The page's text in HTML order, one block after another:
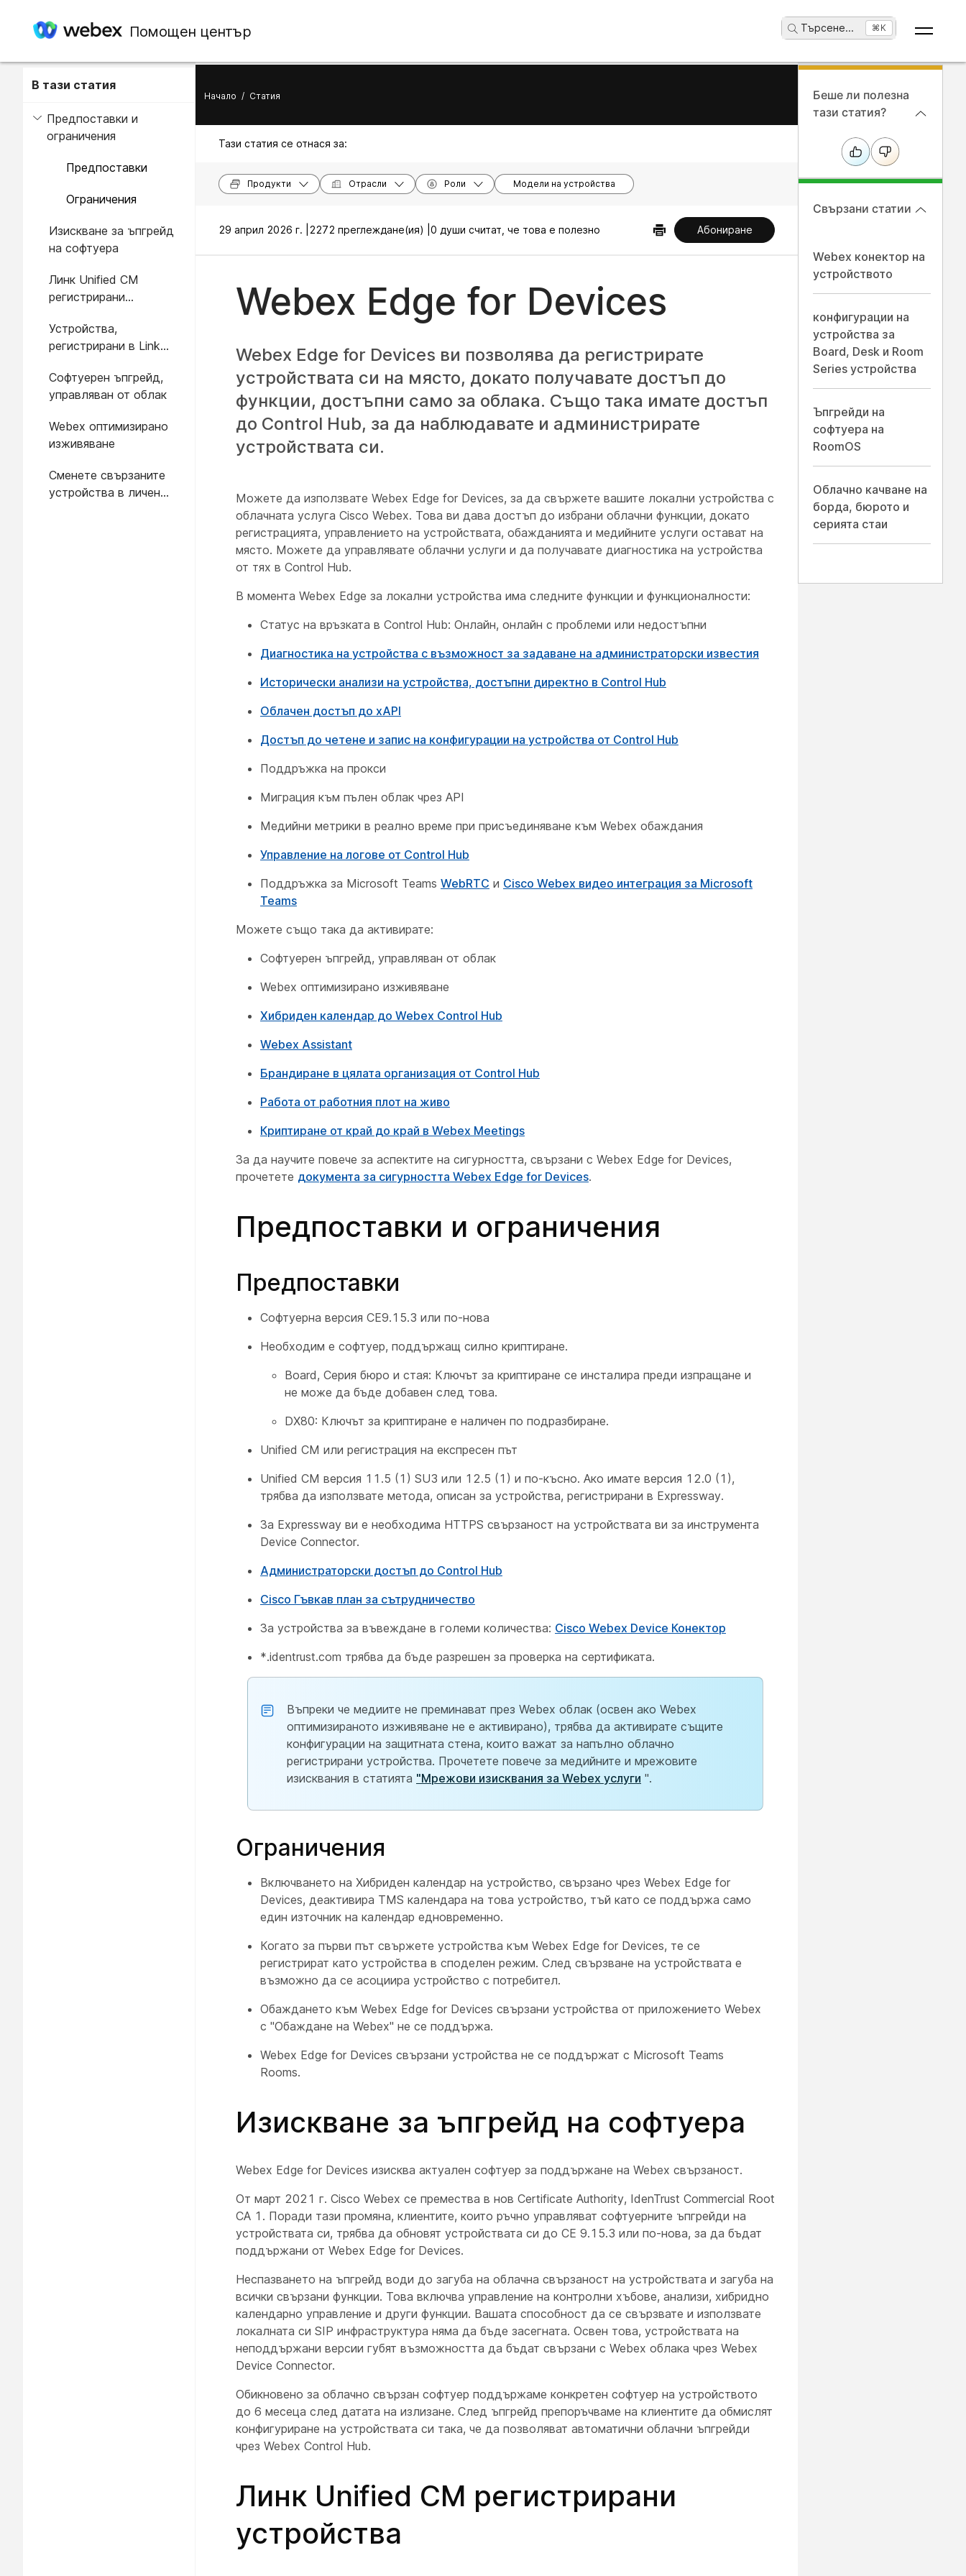
Помощен център Търсене... ⌘K
В тази статия
Предпоставки и
ограничения
Предпоставки
Ограничения
Изискване за ъпгрейд
на софтуера
Линк Unified CM
регистрирани
Устройства,
регистрирани в Link
Софтуерен ъпгрейд,
управляван от облак
Webex оптимизирано
изживяване
Сменете свързаните
устройства в личен
Начало / Статия
Тази статия се отнася за:
Продукти Отрасли Роли Модели на устройства
29 април 2026 г. | 2272 преглеждане(ия) | 0 души считат, че това е полезно Абониране
Webex Edge for Devices
Webex Edge for Devices ви позволява да регистрирате
устройствата си на място, докато получавате достъп до
функции, достъпни само за облака. Също така имате достъп
до Control Hub, за да наблюдавате и администрирате
устройствата си.
Можете да използвате Webex Edge for Devices, за да свържете вашите локални устройства с
облачната услуга Cisco Webex. Това ви дава достъп до избрани облачни функции, докато
регистрацията, управлението на устройствата, обажданията и медийните услуги остават на
място. Можете да управлявате облачни услуги и да получавате диагностика на устройства
от тях в Control Hub.
В момента Webex Edge за локални устройства има следните функции и функционалности:
Статус на връзката в Control Hub: Онлайн, онлайн с проблеми или недостъпни
Диагностика на устройства с възможност за задаване на администраторски известия
Исторически анализи на устройства, достъпни директно в Control Hub
Облачен достъп до xAPI
Достъп до четене и запис на конфигурации на устройства от Control Hub
Поддръжка на прокси
Миграция към пълен облак чрез API
Медийни метрики в реално време при присъединяване към Webex обаждания
Управление на логове от Control Hub
Поддръжка за Microsoft Teams WebRTC и Cisco Webex видео интеграция за Microsoft
Teams
Можете също така да активирате:
Софтуерен ъпгрейд, управляван от облак
Webex оптимизирано изживяване
Хибриден календар до Webex Control Hub
Webex Assistant
Брандиране в цялата организация от Control Hub
Работа от работния плот на живо
Криптиране от край до край в Webex Meetings
За да научите повече за аспектите на сигурността, свързани с Webex Edge for Devices,
прочетете документа за сигурността Webex Edge for Devices.
Предпоставки и ограничения
Предпоставки
Софтуерна версия CE9.15.3 или по-нова
Необходим е софтуер, поддържащ силно криптиране.
Board, Серия бюро и стая: Ключът за криптиране се инсталира преди изпращане и
не може да бъде добавен след това.
DX80: Ключът за криптиране е наличен по подразбиране.
Unified CM или регистрация на експресен път
Unified CM версия 11.5 (1) SU3 или 12.5 (1) и по-късно. Ако имате версия 12.0 (1),
трябва да използвате метода, описан за устройства, регистрирани в Expressway.
За Expressway ви е необходима HTTPS свързаност на устройствата ви за инструмента
Device Connector.
Администраторски достъп до Control Hub
Cisco Гъвкав план за сътрудничество
За устройства за въвеждане в големи количества: Cisco Webex Device Конектор
*.identrust.com трябва да бъде разрешен за проверка на сертификата.
Въпреки че медиите не преминават през Webex облак (освен ако Webex
оптимизираното изживяване не е активирано), трябва да активирате същите
конфигурации на защитната стена, които важат за напълно облачно
регистрирани устройства. Прочетете повече за медийните и мрежовите
изисквания в статията "Мрежови изисквания за Webex услуги ".
Ограничения
Включването на Хибриден календар на устройство, свързано чрез Webex Edge for
Devices, деактивира TMS календара на това устройство, тъй като се поддържа само
един източник на календар едновременно.
Когато за първи път свържете устройства към Webex Edge for Devices, те се
регистрират като устройства в споделен режим. След свързване на устройствата е
възможно да се асоциира устройство с потребител.
Обаждането към Webex Edge for Devices свързани устройства от приложението Webex
с "Обаждане на Webex" не се поддържа.
Webex Edge for Devices свързани устройства не се поддържат с Microsoft Teams
Rooms.
Изискване за ъпгрейд на софтуера
Webex Edge for Devices изисква актуален софтуер за поддържане на Webex свързаност.
От март 2021 г. Cisco Webex се премества в нов Certificate Authority, IdenTrust Commercial Root
CA 1. Поради тази промяна, клиентите, които ръчно управляват софтуерните ъпгрейди на
устройствата си, трябва да обновят устройствата си до CE 9.15.3 или по-нова, за да бъдат
поддържани от Webex Edge for Devices.
Неспазването на ъпгрейд води до загуба на облачна свързаност на устройствата и загуба на
всички свързани функции. Това включва управление на контролни хъбове, анализи, хибридно
календарно управление и други функции. Вашата способност да се свързвате и използвате
локалната си SIP инфраструктура няма да бъде засегната. Освен това, устройствата на
неподдържани версии губят възможността да бъдат свързани с Webex облака чрез Webex
Device Connector.
Обикновено за облачно свързан софтуер поддържаме конкретен софтуер на устройството
до 6 месеца след датата на излизане. След ъпгрейд препоръчваме на клиентите да обмислят
конфигуриране на устройствата си така, че да позволяват автоматични облачни ъпгрейди
чрез Webex Control Hub.
Линк Unified CM регистрирани
устройства
Беше ли полезна
тази статия?
Свързани статии
Webex конектор на
устройството
конфигурации на
устройства за
Board, Desk и Room
Series устройства
Ъпгрейди на
софтуера на
RoomOS
Облачно качване на
борда, бюрото и
серията стаи